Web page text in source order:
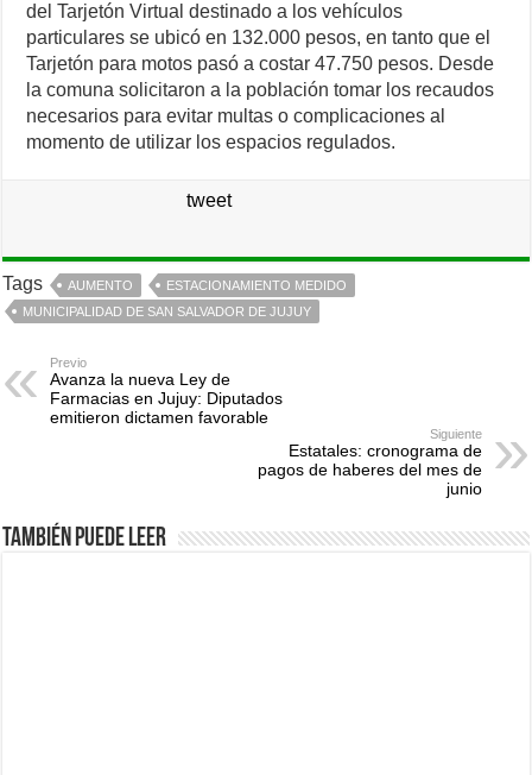
del Tarjetón Virtual destinado a los vehículos
particulares se ubicó en 132.000 pesos, en tanto que el
Tarjetón para motos pasó a costar 47.750 pesos. Desde
la comuna solicitaron a la población tomar los recaudos
necesarios para evitar multas o complicaciones al
momento de utilizar los espacios regulados.
tweet
Tags AUMENTO
ESTACIONAMIENTO MEDIDO
MUNICIPALIDAD DE SAN SALVADOR DE JUJUY
Previo
Avanza la nueva Ley de
Farmacias en Jujuy: Diputados
emitieron dictamen favorable
Siguiente
Estatales: cronograma de
pagos de haberes del mes de
junio
También puede leer